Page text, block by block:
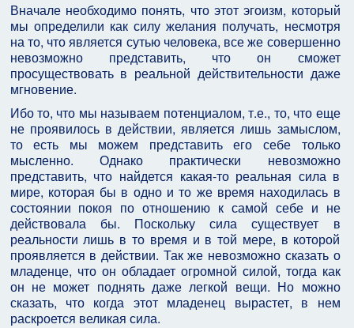
Вначале необходимо понять, что этот эгоизм, который
мы определили как силу желания получать, несмотря
на то, что является сутью человека, все же совершенно
невозможно представить, что он сможет
просуществовать в реальной действительности даже
мгновение.
Ибо то, что мы называем потенциалом, т.е., то, что еще
не проявилось в действии, является лишь замыслом,
то есть мы можем представить его себе только
мысленно. Однако практически невозможно
представить, что найдется какая-то реальная сила в
мире, которая бы в одно и то же время находилась в
состоянии покоя по отношению к самой себе и не
действовала бы. Поскольку сила существует в
реальности лишь в то время и в той мере, в которой
проявляется в действии. Так же невозможно сказать о
младенце, что он обладает огромной силой, тогда как
он не может поднять даже легкой вещи. Но можно
сказать, что когда этот младенец вырастет, в нем
раскроется великая сила.